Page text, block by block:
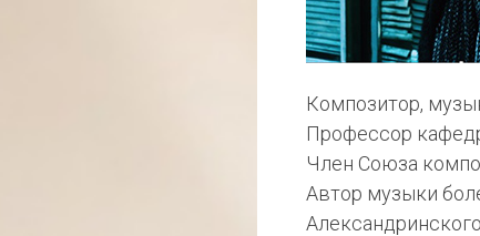
Композитор,
Профессор
Член Союза
Автор музыки
Александринского